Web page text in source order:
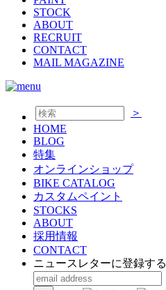
STOCK
ABOUT
RECRUIT
CONTACT
MAIL MAGAZINE
＞
HOME
BLOG
特集
オンラインショップ
BIKE CATALOG
カスタムペイント
STOCKS
ABOUT
採用情報
CONTACT
ニュースレターに登録する